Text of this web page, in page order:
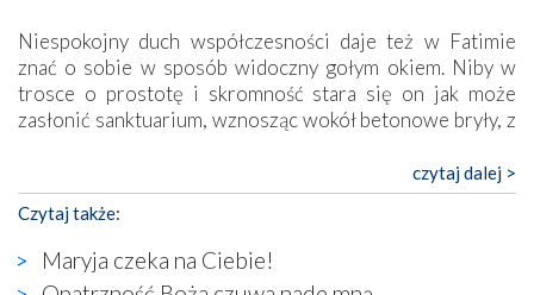
Niespokojny duch współczesności daje też w Fatimie
znać o sobie w sposób widoczny gołym okiem. Niby w
trosce o prostotę i skromność stara się on jak może
zasłonić sanktuarium, wznosząc wokół betonowe bryły, z
katolickiego kultu. Tylko co wspólnego z żywą,
autentyczną wiarą mogą mieć płaskie, szare bunkry albo
kaplice, w których Tabernakulum przypomina bardziej
skrzynkę na narzędzia? Albo co powiedzieć o ustawionym
tuż przy nowej bazylice wielkim krzyżu, na którym
czytaj dalej >
Czytaj także:
Maryja czeka na Ciebie!